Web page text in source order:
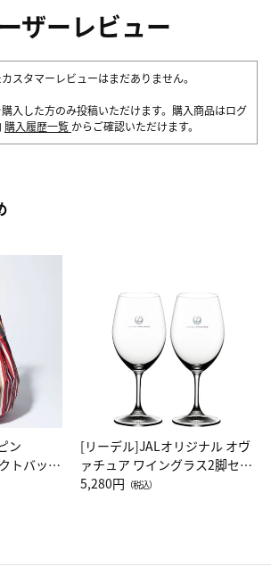
ザーレビュー
スタマーレビューはまだありません。
入した方のみ投稿いただけます。購入商品はログ
購入履歴一覧 からご確認いただけます。
ン
トバッグ
LC）ス
[リーデル]JALオリジナル オヴ
ァチュア ワイングラス2脚セッ
ト（レッドワイン）
5,280円 （税込）